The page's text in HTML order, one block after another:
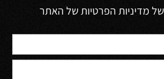
מדיניות הפרטיות של האתר